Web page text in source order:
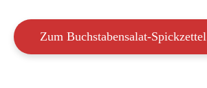
Zum Buchstabensalat-Spickzettel